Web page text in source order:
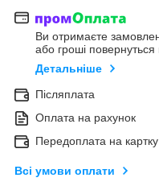
Ви отримаєте
або гроші
Детальніше
Післяплата
Оплата на рахунок
Передоплата на
Всі умови оплати